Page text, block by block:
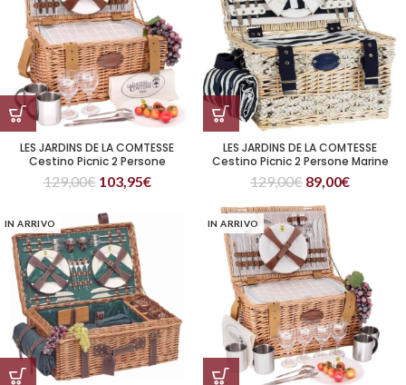
LES JARDINS DE LA COMTESSE
Cestino Picnic 2 Persone
Concorde
129,00€ 103,95€
LES JARDINS DE LA COMTESSE
Cestino Picnic 2 Persone Marine
129,00€ 89,00€
IN ARRIVO IN ARRIVO